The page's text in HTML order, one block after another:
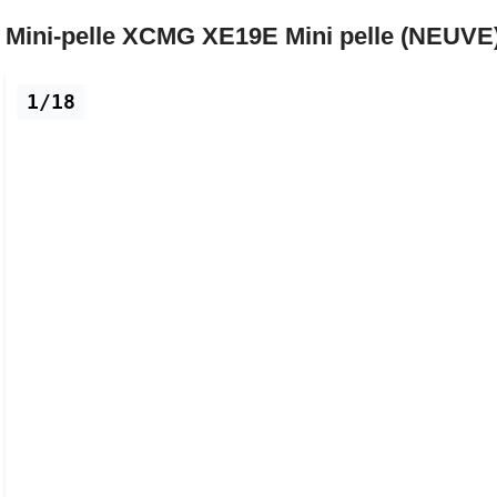
Mini-pelle XCMG XE19E Mini pelle
1/18